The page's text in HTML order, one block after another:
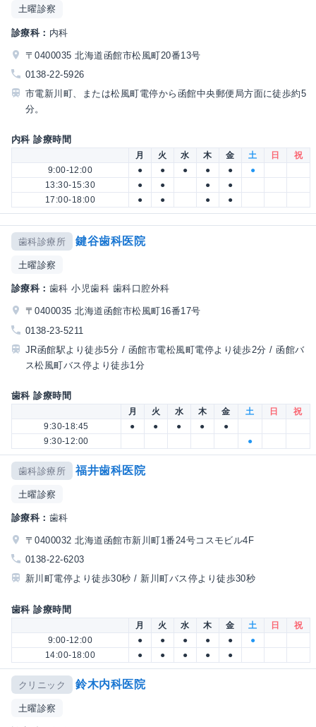
土曜診察
診療科： 内科
〒0400035 北海道函館市松風町20番13号
0138-22-5926
市電新川町、または松風町電停から函館中央郵便局方面に徒歩約5
分。
内科 診療時間
月 火 水 木 金 土 日
祝
9:00-12:00
● ● ● ● ●
●
13:30-15:30
● ● ●
●
17:00-18:00
● ● ● ●
歯科診療所 鍵谷歯科医院
土曜診察
診療科： 歯科 小児歯科 歯科口腔外科
〒0400035 北海道函館市松風町16番17号
0138-23-5211
JR函館駅より徒歩5分 / 函館市電松風町電停より徒歩2分 / 函館バ
ス松風町バス停より徒歩1分
歯科 診療時間
月 火 水 木 金 土 日
祝
9:30-18:45
● ● ● ●
●
9:30-12:00
●
歯科診療所 福井歯科医院
土曜診察
診療科： 歯科
〒0400032 北海道函館市新川町1番24号コスモビル4F
0138-22-6203
新川町電停より徒歩30秒 / 新川町バス停より徒歩30秒
歯科 診療時間
月 火 水 木 金 土 日
祝
9:00-12:00
● ● ● ● ●
●
14:00-18:00
● ● ● ● ●
クリニック 鈴木内科医院
土曜診察